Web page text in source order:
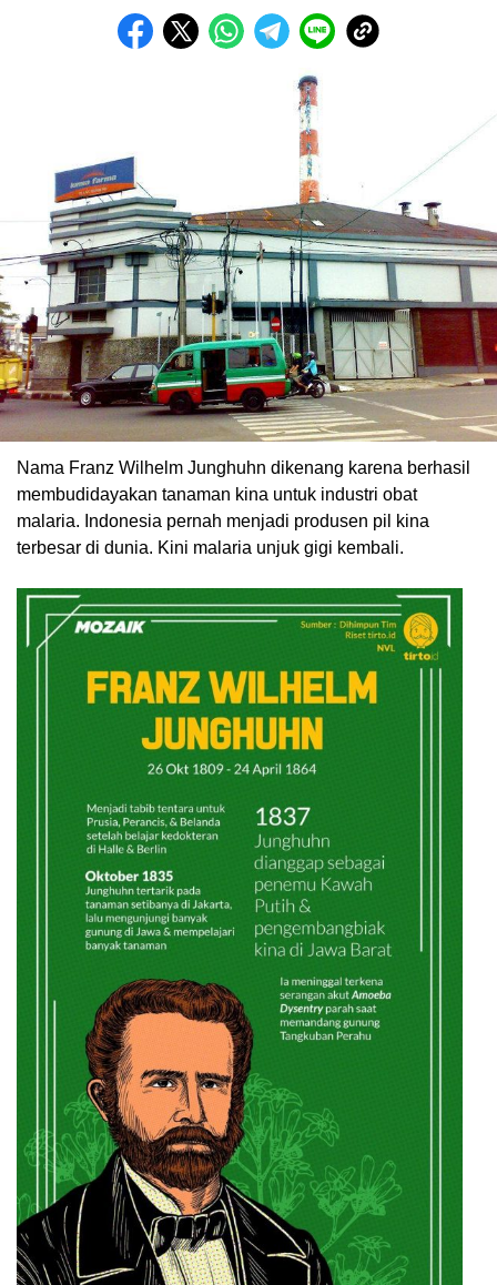
Nama Franz Wilhelm Junghuhn dikenang karena berhasil
membudidayakan tanaman kina untuk industri obat
malaria. Indonesia pernah menjadi produsen pil kina
terbesar di dunia. Kini malaria unjuk gigi kembali.